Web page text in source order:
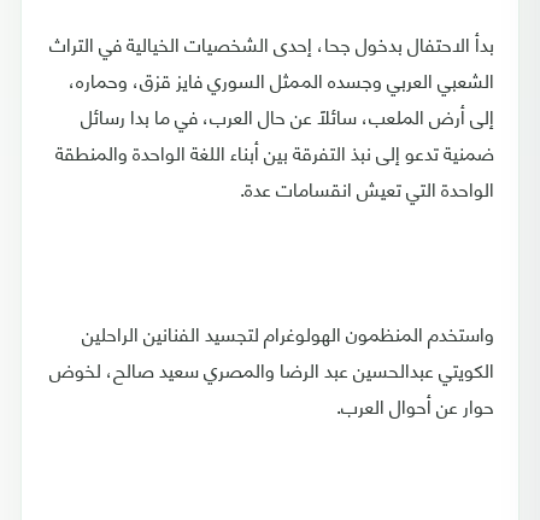
بدأ الاحتفال بدخول جحا، إحدى الشخصيات الخيالية في التراث
الشعبي العربي وجسده الممثل السوري فايز قزق، وحماره،
إلى أرض الملعب، سائلاً عن حال العرب، في ما بدا رسائل
ضمنية تدعو إلى نبذ التفرقة بين أبناء اللغة الواحدة والمنطقة
الواحدة التي تعيش انقسامات عدة.
واستخدم المنظمون الهولوغرام لتجسيد الفنانين الراحلين
الكويتي عبدالحسين عبد الرضا والمصري سعيد صالح، لخوض
حوار عن أحوال العرب.